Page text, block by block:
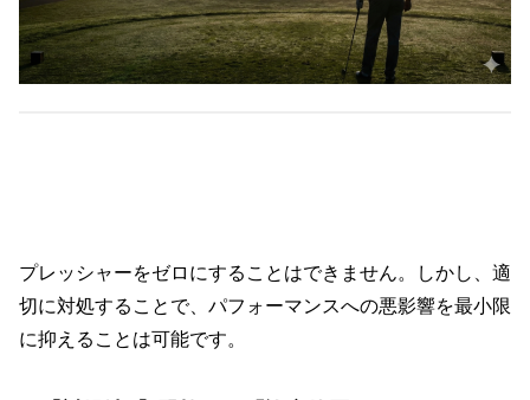
プレッシャーをゼロにすることはできません。しかし、適
切に対処することで、パフォーマンスへの悪影響を最小限
に抑えることは可能です。